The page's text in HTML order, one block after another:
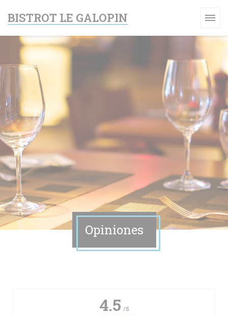
BISTROT LE GALOPIN
Opiniones
4.5 /5